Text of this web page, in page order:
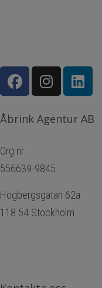
Åbrink Agentur AB
Org.nr
556639-9845
Högbergsgatan 62a
118 54 Stockholm